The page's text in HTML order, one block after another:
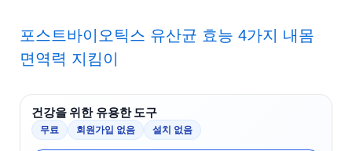
포스트바이오틱스 유산균 효능 4가지 내몸
면역력 지킴이
건강을 위한 유용한 도구
무료 회원가입 없음 설치 없음